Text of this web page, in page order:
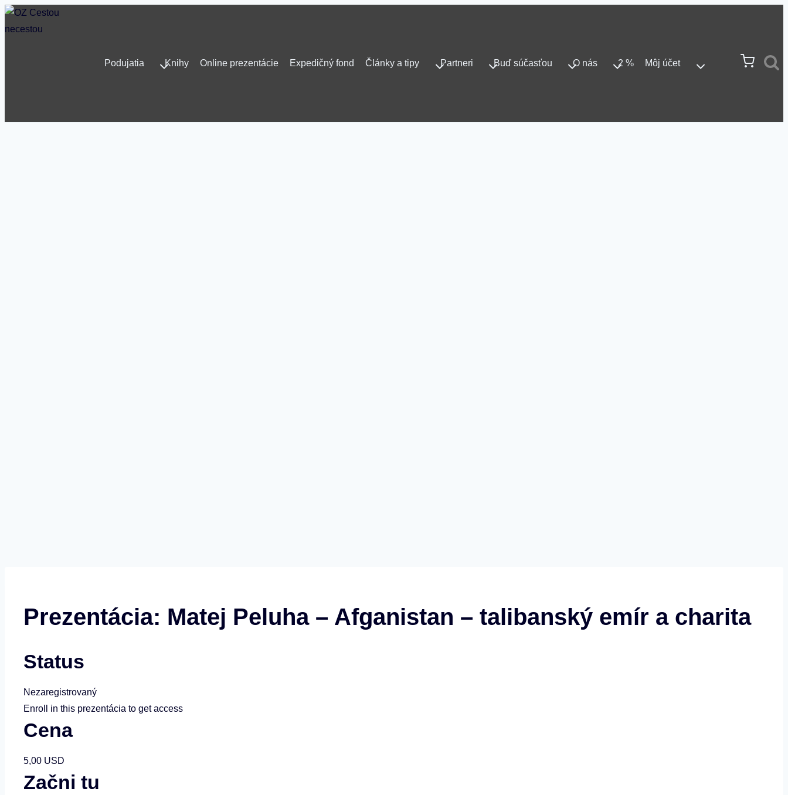
Skip
to
Podujatia
Knihy Online prezentácie Expedičný fond Články a tipy Partneri Buď súčasťou O nás 2 % Môj účet
Prezentácia: Matej Peluha – Afganistan – talibanský emír a charita
Status
Nezaregistrovaný
Enroll in this prezentácia to get access
Cena
5,00 USD
Začni tu